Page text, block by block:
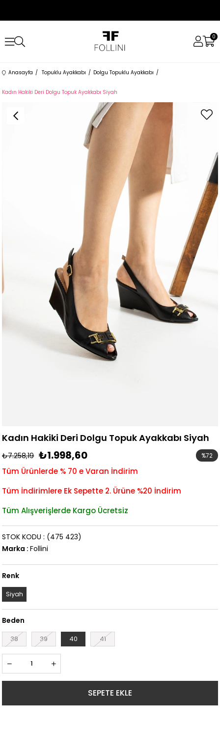
0
Anasayfa Topuklu Ayakkabı Dolgu Topuklu Ayakkabı
Kadın Hakiki Deri Dolgu Topuk Ayakkabı Siyah
Kadın Hakiki Deri Dolgu Topuk Ayakkabı Siyah
₺7.258,19 ₺1.998,60 %72
Tüm Ürünlerde % 70 e Varan İndirim
Tüm İndirimlere Ek Sepette 2. Ürüne %20 İndirim
Tüm Alışverişlerde Kargo Ücretsiz
(475 423)
STOK KODU
Marka : Follini
Renk
Siyah
Beden
38 39 40 41